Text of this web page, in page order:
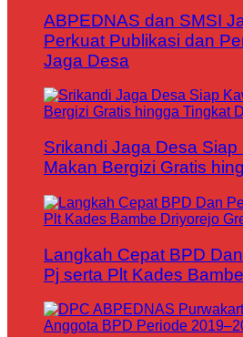
ABPEDNAS dan SMSI
Perkuat Publikasi dan
Jaga Desa
Srikandi Jaga Desa Siap
Makan Bergizi Gratis
Langkah Cepat BPD
Pj serta Plt Kades